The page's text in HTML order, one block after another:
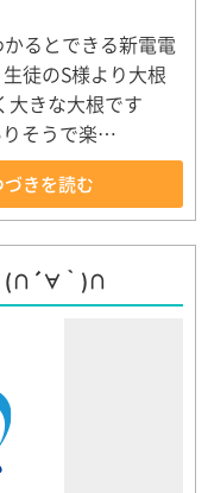
るとできる新電電
徒のS様より大根
大きな大根です
そうで楽…
づきを読む
(∩´∀｀)∩